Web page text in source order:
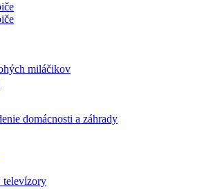
miláčikov
domácnosti a záhrady